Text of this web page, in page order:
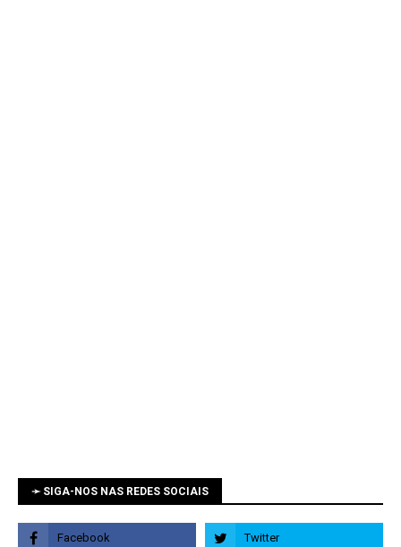
➛ SIGA-NOS NAS REDES SOCIAIS